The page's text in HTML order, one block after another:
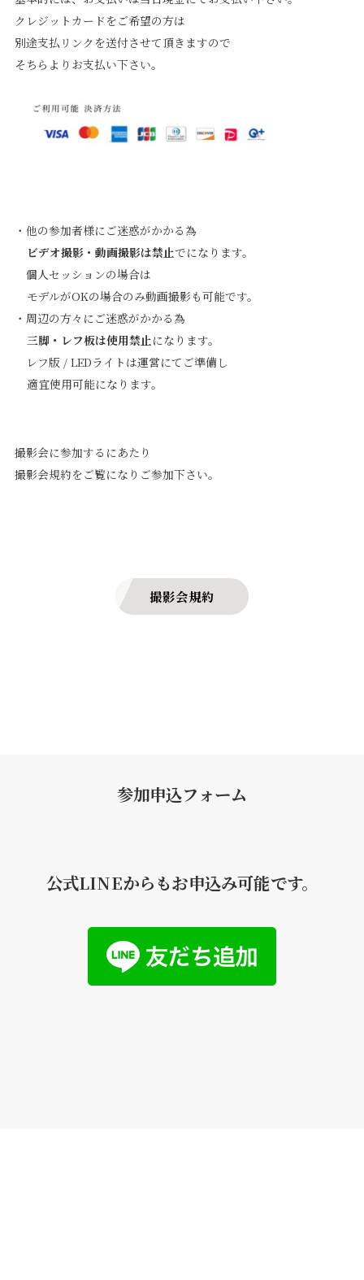
クレジットカードをご希望の方は
別途支払リンクを送付させて頂きますので
そちらよりお支払い下さい。
・他の参加者様にご迷惑がかかる為
ビデオ撮影・動画撮影は禁止でになります。
個人セッションの場合は
モデルがOKの場合のみ動画撮影も可能です。
・周辺の方々にご迷惑がかかる為
三脚・レフ板は使用禁止になります。
レフ版 / LEDライトは運営にてご準備し
適宜使用可能になります。
撮影会に参加するにあたり
撮影会規約をご覧になりご参加下さい。
撮影会規約
参加申込フォーム
公式LINEからもお申込み可能です。